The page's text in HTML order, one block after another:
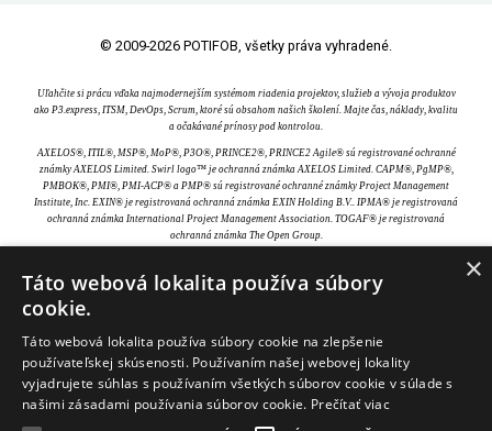
© 2009-2026 POTIFOB, všetky práva vyhradené.
Uľahčite si prácu vďaka najmodernejším systémom riadenia projektov, služieb a vývoja produktov
ako P3.express, ITSM, DevOps, Scrum, ktoré sú obsahom našich školení. Majte čas, náklady, kvalitu
a očakávané prínosy pod kontrolou.
AXELOS®, ITIL®, MSP®, MoP®, P3O®, PRINCE2®, PRINCE2 Agile® sú registrované ochranné
známky AXELOS Limited. Swirl logo™ je ochranná známka AXELOS Limited. CAPM®, PgMP®,
PMBOK®, PMI®, PMI-ACP® a PMP® sú registrované ochranné známky Project Management
Institute, Inc. EXIN® je registrovaná ochranná známka EXIN Holding B.V.. IPMA® je registrovaná
ochranná známka International Project Management Association. TOGAF® je registrovaná
ochranná známka The Open Group.
×
Táto webová lokalita používa súbory
cookie.
Táto webová lokalita používa súbory cookie na zlepšenie
používateľskej skúsenosti. Používaním našej webovej lokality
vyjadrujete súhlas s používaním všetkých súborov cookie v súlade s
našimi zásadami používania súborov cookie. Prečítať viac